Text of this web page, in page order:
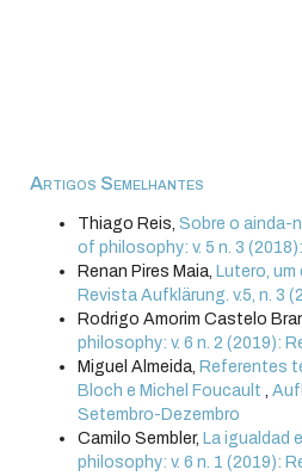
Artigos Semelhantes
Thiago Reis,Sobre o ainda-
of philosophy: v. 5 n. 3
Renan Pires Maia, Lutero,
Revista Aufklärung. v.5, n. 3
Rodrigo Amorim Castelo
philosophy: v. 6 n. 2 (2019):
Miguel Almeida, Referentes
Bloch e Michel Foucault,
Setembro-Dezembro
Camilo Sembler, La igualdad
philosophy: v. 6 n. 1 (2019):